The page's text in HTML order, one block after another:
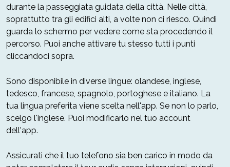
durante la passeggiata guidata della città. Nelle città,
soprattutto tra gli edifici alti, a volte non ci riesco. Quindi
guarda lo schermo per vedere come sta procedendo il
percorso. Puoi anche attivare tu stesso tutti i punti
cliccandoci sopra.
Sono disponibile in diverse lingue: olandese, inglese,
tedesco, francese, spagnolo, portoghese e italiano. La
tua lingua preferita viene scelta nell'app. Se non lo parlo,
scelgo l'inglese. Puoi modificarlo nel tuo account
dell'app.
Assicurati che il tuo telefono sia ben carico in modo da